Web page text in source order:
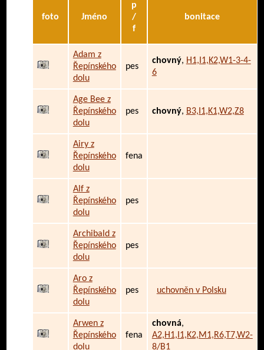
foto Jméno
p
/
f
bonitace
Adam z
Řepínského
dolu
pes
chovný, H1,I1,K2,W1-3-4-
6
Age Bee z
Řepínského
dolu
pes chovný, B3,I1,K1,W2,Z8
Airy z
Řepínského
dolu
fena
Alf z
Řepínského
dolu
pes
Archibald z
Řepínského
dolu
pes
Aro z
Řepínského
dolu
pes uchovněn v Polsku
Arwen z
Řepínského
dolu
fena
chovná,
A2,H1,I1,K2,M1,R6,T7,W2-
8/B1